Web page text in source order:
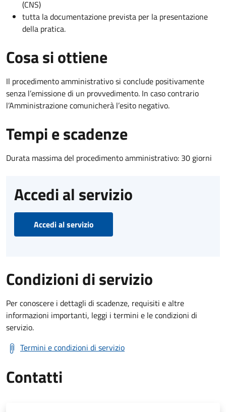
(CNS)
tutta la documentazione prevista per la presentazione
della pratica.
Cosa si ottiene
Il procedimento amministrativo si conclude positivamente
senza l’emissione di un provvedimento. In caso contrario
l’Amministrazione comunicherà l’esito negativo.
Tempi e scadenze
Durata massima del procedimento amministrativo: 30 giorni
Accedi al servizio
Accedi al servizio
Condizioni di servizio
Per conoscere i dettagli di scadenze, requisiti e altre
informazioni importanti, leggi i termini e le condizioni di
servizio.
Termini e condizioni di servizio
Contatti